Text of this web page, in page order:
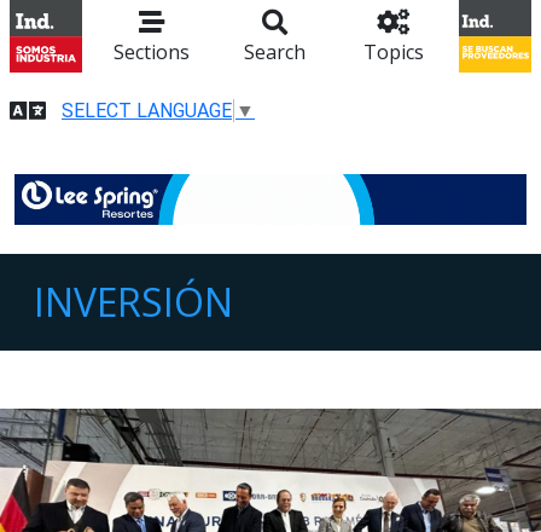
Sections Search Topics
SELECT LANGUAGE ▼
INVERSIÓN